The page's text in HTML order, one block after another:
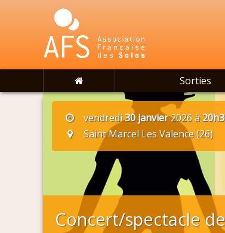
Sorties
vendredi30 janvier2026 à
Saint Marcel Les Valence (26)
Concert/spectacle